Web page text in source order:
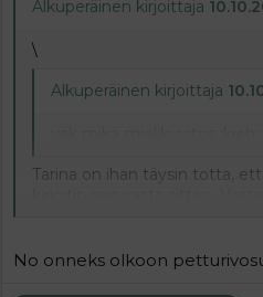
Alkuperäinen kirjoittaja
\
Alkuperäinen kirjoittaja
Tarina on ihan täysin totta,
kirjoitin sen vasta sitten.
No onneks olkoon